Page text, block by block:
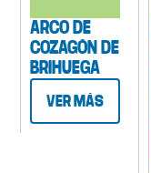
ARCO DE
COZAGÓN DE
BRIHUEGA
VER MÁS